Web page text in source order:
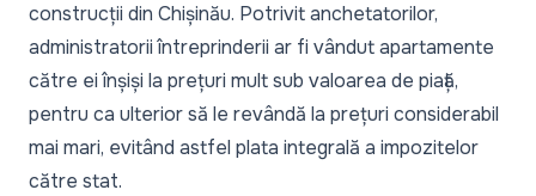
construcții din Chișinău. Potrivit anchetatorilor,
administratorii întreprinderii ar fi vândut apartamente
către ei înșiși la prețuri mult sub valoarea de piață,
pentru ca ulterior să le revândă la prețuri considerabil
mai mari, evitând astfel plata integrală a impozitelor
către stat.